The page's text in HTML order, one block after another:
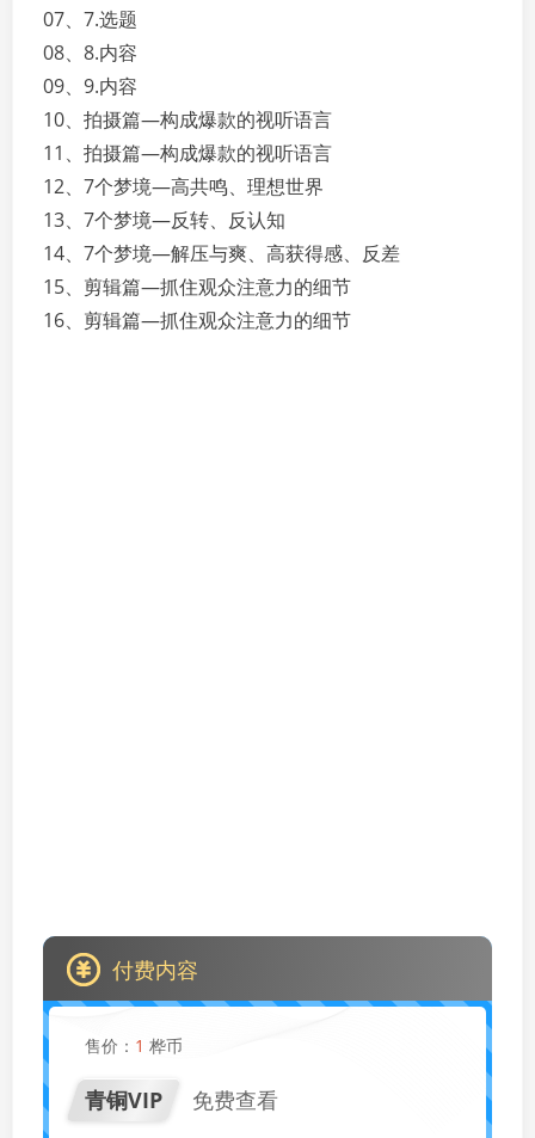
07、7.选题
08、8.内容
09、9.内容
10、拍摄篇—构成爆款的视听语言
11、拍摄篇—构成爆款的视听语言
12、7个梦境—高共鸣、理想世界
13、7个梦境—反转、反认知
14、7个梦境—解压与爽、高获得感、反差
15、剪辑篇—抓住观众注意力的细节
16、剪辑篇—抓住观众注意力的细节
付费内容
售价： 1 桦币
青铜VIP 免费查看